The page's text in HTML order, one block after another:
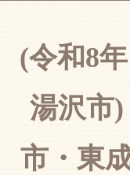
(令和8
湯沢市
市・東